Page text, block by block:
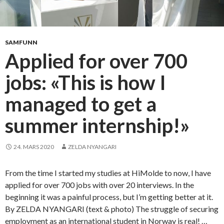
SAMFUNN
Applied for over 700
jobs: «This is how I
managed to get a
summer internship!»
24. MARS 2020 ZELDA NYANGARI
From the time I started my studies at HiMolde to now, I have
applied for over 700 jobs with over 20 interviews. In the
beginning it was a painful process, but I’m getting better at it.
By ZELDA NYANGARI (text & photo) The struggle of securing
employment as an international student in Norway is real! …